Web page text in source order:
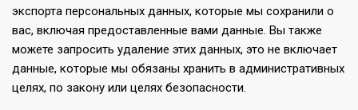
экспорта персональных данных, которые мы сохранили о
вас, включая предоставленные вами данные. Вы также
можете запросить удаление этих данных, это не включает
данные, которые мы обязаны хранить в административных
целях, по закону или целях безопасности.